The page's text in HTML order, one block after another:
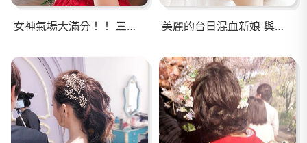
女神氣場大滿分！！ 三款不同風格的髮型， 能展現出時髦品味又兼具優雅特質。 美麗的台日混血新娘 與帥帥澳洲華裔新郎， 好完美的組合呀！！